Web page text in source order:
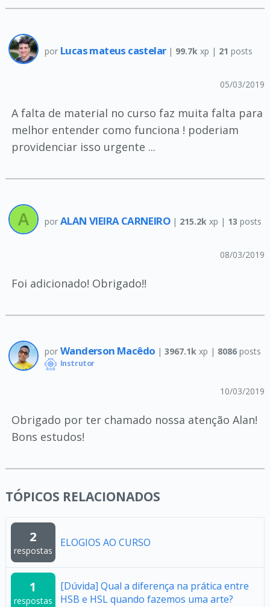
por Lucas mateus castelar | 99.7k xp | 21 posts
05/03/2019
A falta de material no curso faz muita falta para
melhor entender como funciona ! poderiam
providenciar isso urgente ...
por ALAN VIEIRA CARNEIRO | 215.2k xp | 13 posts
08/03/2019
Foi adicionado! Obrigado!!
por Wanderson Macêdo | 3967.1k xp | 8086posts
Instrutor
10/03/2019
Obrigado por ter chamado nossa atenção Alan!
Bons estudos!
TÓPICOS RELACIONADOS
2
respostas
ELOGIOS AO CURSO
1
respostas
[Dúvida] Qual a diferença na prática entre
HSB e HSL quando fazemos uma arte?